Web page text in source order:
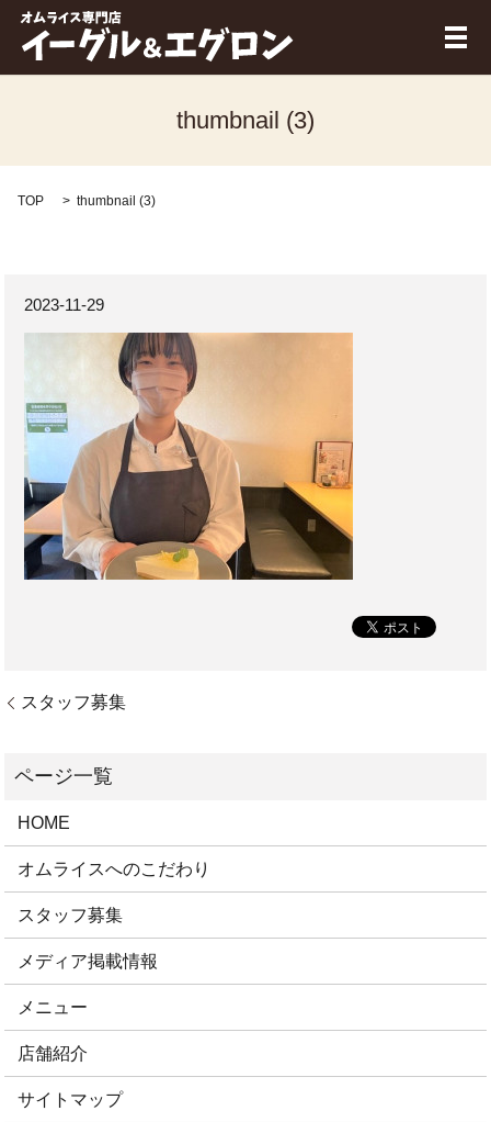
メ
thumbnail (3)
TOP thumbnail (3)
2023-11-29
スタッフ募集
HOME
オムライスへのこだわり
スタッフ募集
メディア掲載情報
メニュー
店舗紹介
サイトマップ